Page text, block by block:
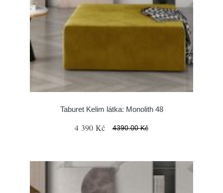
Taburet Kelim látka: Monolith 48
4 390 Kč 4390.00 Kč